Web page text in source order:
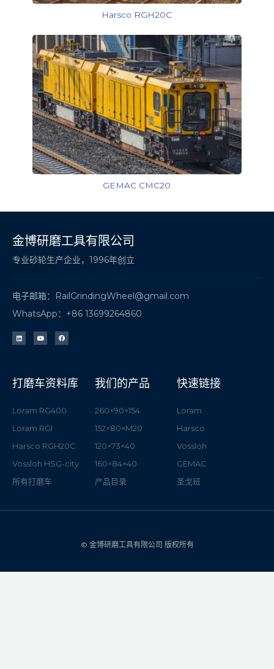
Harsco RGH20C
GEMAC CMC20
金博研磨工具有限公司
专业砂轮生产企业，1996年创立
电子邮箱：RailGrindingWheel@gmail.com
WhatsApp：+86 13699264860
领
英
Y
o
u
脸
书
打磨车资料库
Loram RG400
Loram RGI
Harsco RGH20C
Vossloh HSG-city
所有打磨车
我们的产品
260×90×154
152×80×M20
120×73×40
160×84×40
产品目录
快速链接
Loram
Harsco
Vossloh
GEMAC
圣戈班
© 金博研磨工具有限公司 版权所有